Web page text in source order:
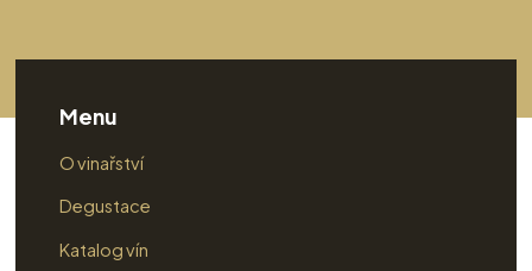
Menu
O vinařství
Degustace
Katalog vín